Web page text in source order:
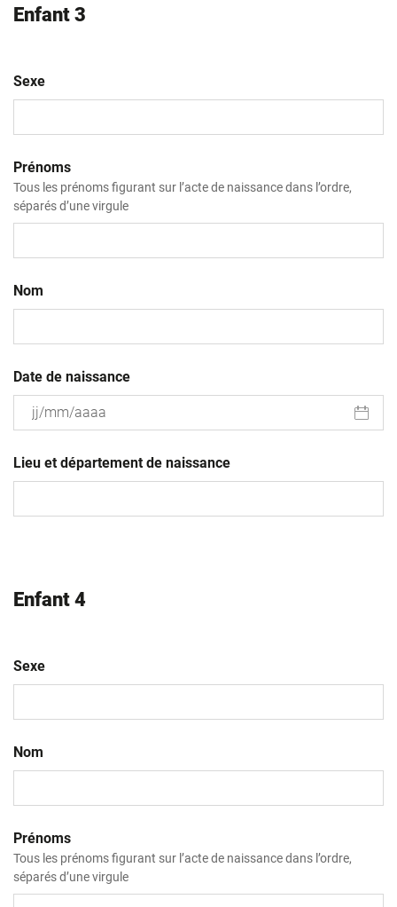
Enfant 3
Sexe
Prénoms
Tous les prénoms figurant sur l’acte de naissance dans l’ordre,
séparés d’une virgule
Nom
Date de naissance
slash
MM
Lieu et département de naissance
Enfant 4
Sexe
Nom
Prénoms
Tous les prénoms figurant sur l’acte de naissance dans l’ordre,
séparés d’une virgule